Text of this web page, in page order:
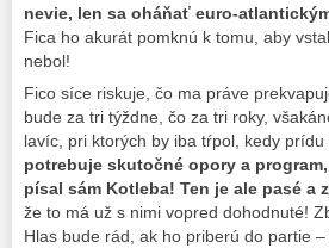
nevie, len sa oháňať euro-
Fica ho akurát pomknú k tomu, aby
nebol!
Fico síce riskuje, čo ma práve
bude za tri týždne, čo za tri roky,
lavíc, pri ktorých by iba tŕpol, kedy prídu
potrebuje skutočné opory a
písal sám Kotleba! Ten je ale pasé
že to má už s nimi vopred dohodnuté!
Hlas bude rád, ak ho priberú do partie